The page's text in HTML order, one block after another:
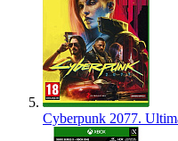
Cyberpunk 2077.